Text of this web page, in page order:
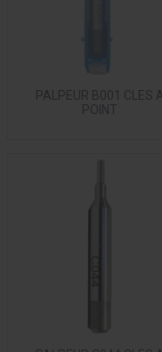
PALPEUR B001 CLES
POINT